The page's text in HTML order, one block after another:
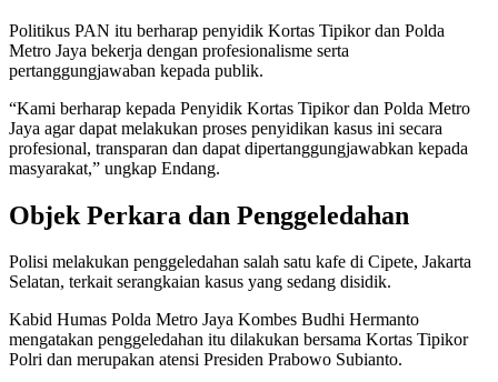
Politikus PAN itu berharap penyidik Kortas Tipikor dan Polda
Metro Jaya bekerja dengan profesionalisme serta
pertanggungjawaban kepada publik.
“Kami berharap kepada Penyidik Kortas Tipikor dan Polda Metro
Jaya agar dapat melakukan proses penyidikan kasus ini secara
profesional, transparan dan dapat dipertanggungjawabkan kepada
masyarakat,” ungkap Endang.
Objek Perkara dan Penggeledahan
Polisi melakukan penggeledahan salah satu kafe di Cipete, Jakarta
Selatan, terkait serangkaian kasus yang sedang disidik.
Kabid Humas Polda Metro Jaya Kombes Budhi Hermanto
mengatakan penggeledahan itu dilakukan bersama Kortas Tipikor
Polri dan merupakan atensi Presiden Prabowo Subianto.